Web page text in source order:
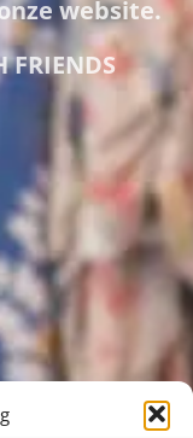
website.
FRIENDS